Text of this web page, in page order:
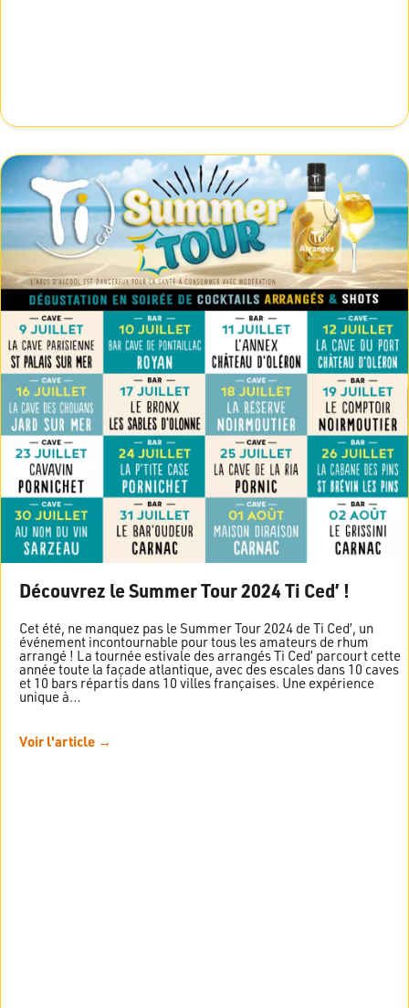
Découvrez le Summer Tour 2024 Ti Ced’ !
Cet été, ne manquez pas le Summer Tour 2024 de Ti Ced’, un
événement incontournable pour tous les amateurs de rhum
arrangé ! La tournée estivale des arrangés Ti Ced’ parcourt cette
année toute la façade atlantique, avec des escales dans 10 caves
et 10 bars répartis dans 10 villes françaises. Une expérience
unique à…
Voir l'article →